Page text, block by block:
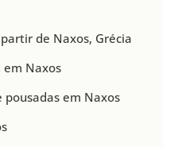
de Naxos, Grécia
em Naxos
pousadas em Naxos